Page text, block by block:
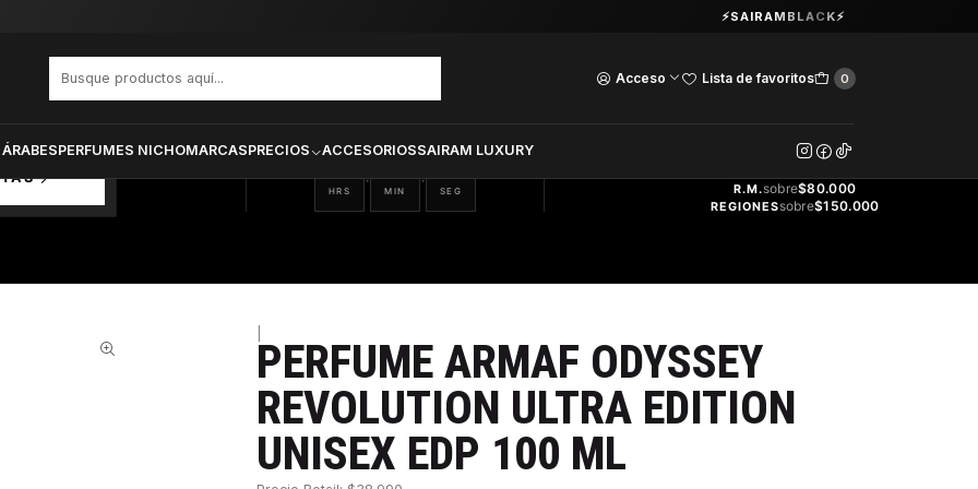
Acceso Lista de favoritos 0
PERFUMES NICHOMARCASPRECIOS ACCESORIOSSAIRAM LUXURY
Guardia Vieja 202. Oficina 102.Ver Horarios
⚡SAIRAMBLACK⚡
REVOLUTION ULTRA EDITION UNISEX EDP 100 ML
02
HRS
: 32
MIN
: 14
SEG
GRATIS
R.M.sobre$80.000
REGIONESsobre$150.000
PERFUME ARMAF ODYSSEY
REVOLUTION ULTRA EDITION
UNISEX EDP 100 ML